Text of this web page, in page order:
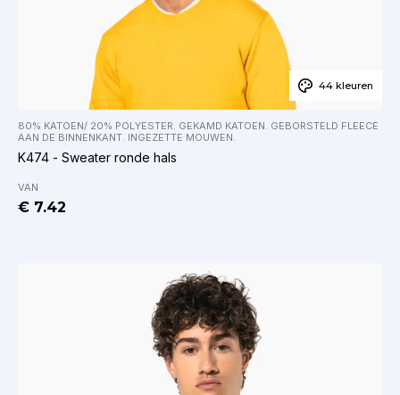
44 kleuren
80% KATOEN/ 20% POLYESTER. GEKAMD KATOEN. GEBORSTELD FLEECE
AAN DE BINNENKANT. INGEZETTE MOUWEN.
K474 - Sweater ronde hals
VAN
€ 7.42